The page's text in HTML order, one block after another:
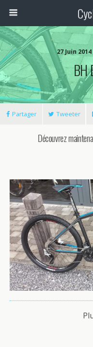
27 Juin
BH
Partager Tweeter
Découvrez